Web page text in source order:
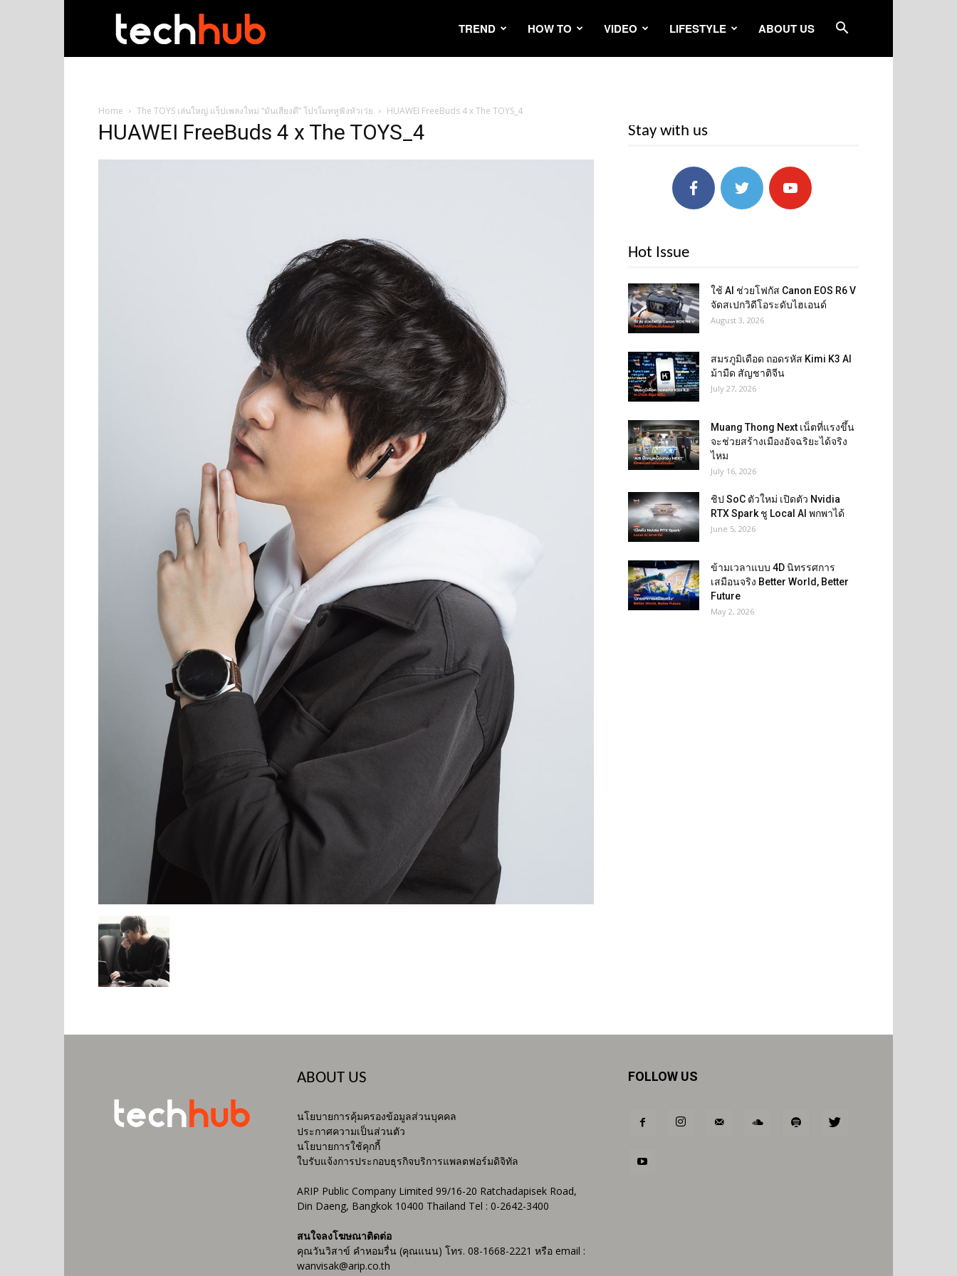
TREND HOW TO VIDEO LIFESTYLE ABOUT US
Home The TOYS เล่นใหญ่ แร็ปเพลงใหม่ “มันเสียงดี” โปรโมทหูฟังหัวเว่ย HUAWEI FreeBuds 4 x The TOYS_4
HUAWEI FreeBuds 4 x The TOYS_4 Stay with us
Hot Issue
ใช้ AI ช่วยโฟกัส Canon EOS R6 V
จัดสเปกวิดีโอระดับไฮเอนด์
August 3, 2026
สมรภูมิเดือด ถอดรหัส Kimi K3 AI
ม้ามืด สัญชาติจีน
July 27, 2026
Muang Thong Next เน็ตที่แรงขึ้น
จะช่วยสร้างเมืองอัจฉริยะได้จริง
ไหม
July 16, 2026
ชิป SoC ตัวใหม่ เปิดตัว Nvidia
RTX Spark ชู Local AI พกพาได้
June 5, 2026
ข้ามเวลาแบบ 4D นิทรรศการ
เสมือนจริง Better World, Better
Future
May 2, 2026
ABOUT US
นโยบายการคุ้มครองข้อมูลส่วนบุคคล
ประกาศความเป็นส่วนตัว
นโยบายการใช้คุกกี้
ใบรับแจ้งการประกอบธุรกิจบริการแพลตฟอร์มดิจิทัล
ARIP Public Company Limited 99/16-20 Ratchadapisek Road,
Din Daeng, Bangkok 10400 Thailand Tel : 0-2642-3400
สนใจลงโฆษณาติดต่อ
คุณวันวิสาข์ คำหอมรื่น (คุณแนน) โทร. 08-1668-2221 หรือ email :
wanvisak@arip.co.th
FOLLOW US